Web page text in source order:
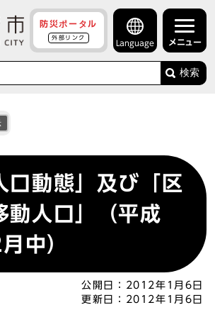
防災ポータル
外部リンク
Language メニュー
検索
口動態」及び「区
動人口」（平成
中）
公開日：
2012年1月6日
更新日：
2012年1月6日